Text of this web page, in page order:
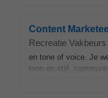
Content
Recreatie Vakbeurs
en tone of voice. Je
toon en stijl,